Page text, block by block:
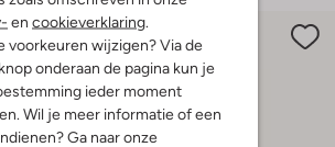
en cookieverklaring.
voorkeuren wijzigen? Via de
onderaan de pagina kun je
ieder moment
Wil je meer informatie of een
Ga naar onze